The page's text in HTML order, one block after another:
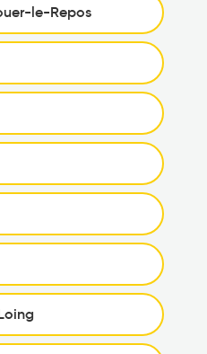
le-Repos